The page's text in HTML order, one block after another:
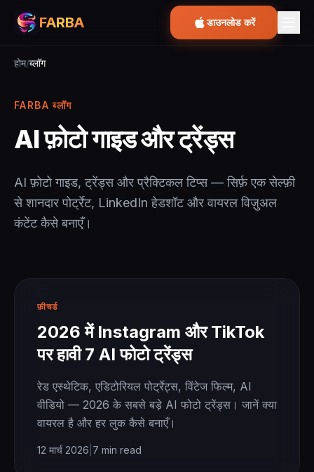
FARBA डाउनलोड करें
होम/ब्लॉग
FARBA ब्लॉग
AI फ़ोटो गाइड और ट्रेंड्स
AI फ़ोटो गाइड, ट्रेंड्स और प्रैक्टिकल टिप्स — सिर्फ़ एक सेल्फ़ी
से शानदार पोर्ट्रेट, LinkedIn हेडशॉट और वायरल विज़ुअल
कंटेंट कैसे बनाएँ।
फ़ीचर्ड
2026 में Instagram और TikTok
पर हावी 7 AI फोटो ट्रेंड्स
रेड एस्थेटिक, एडिटोरियल पोर्ट्रेट्स, विंटेज फिल्म, AI
वीडियो — 2026 के सबसे बड़े AI फोटो ट्रेंड्स। जानें क्या
वायरल है और हर लुक कैसे बनाएँ।
12 मार्च 2026 7 min read